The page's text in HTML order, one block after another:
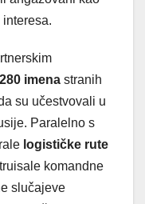
imena stranih
su učestvovali u
Paralelno s
logističke rute
komandne
slučajeve